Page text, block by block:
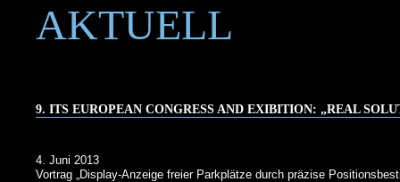
AKTUELL
9. ITS EUROPEAN CONGRESS AND EXIBITION: „REAL
4. Juni 2013
Vortrag „Display-Anzeige freier Parkplätze durch präzise